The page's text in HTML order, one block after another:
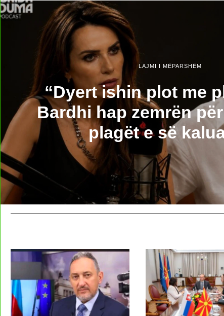
LAJMI I MËPARSHËM
“Dyert ishin plot me
Bardhi hap zemrën
plagët e së